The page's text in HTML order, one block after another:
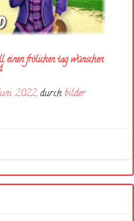
frölichen tag wünschen
2022 durch bilder